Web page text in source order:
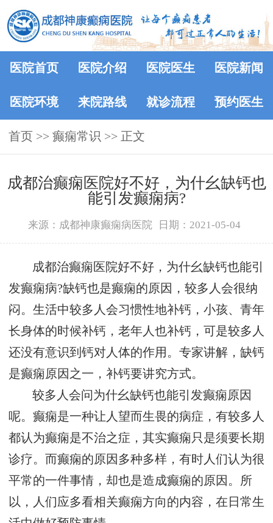
医院首页 医院介绍 医院医生 医院新闻
医院环境 来院路线 就诊流程 预约医生
首页 >> 癫痫常识 >> 正文
成都治癫痫医院好不好，为什幺缺钙也
能引发癫痫病?
来源：成都神康癫痫病医院 日期：2021-05-04
成都治癫痫医院好不好，为什幺缺钙也能引
发癫痫病?缺钙也是癫痫的原因，较多人会很纳
闷。生活中较多人会习惯性地补钙，小孩、青年
长身体的时候补钙，老年人也补钙，可是较多人
还没有意识到钙对人体的作用。专家讲解，缺钙
是癫痫原因之一，补钙要讲究方式。
较多人会问为什幺缺钙也能引发癫痫原因
呢。癫痫是一种让人望而生畏的病症，有较多人
都认为癫痫是不治之症，其实癫痫只是须要长期
诊疗。而癫痫的原因多种多样，有时人们认为很
平常的一件事情，却也是造成癫痫的原因。所
以，人们应多看相关癫痫方向的内容，在日常生